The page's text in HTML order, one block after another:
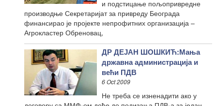
и подстицање пољопривредне
производње Секретаријат за привреду Београда
финансирао је пројекте непрофитних организација –
Агрокластер Обреновац,
ДР ДЕЈАН ШОШКИЋ:Мања
државна администрација и
већи ПДВ
6 Oct 2009
Не треба се изненадити ако у